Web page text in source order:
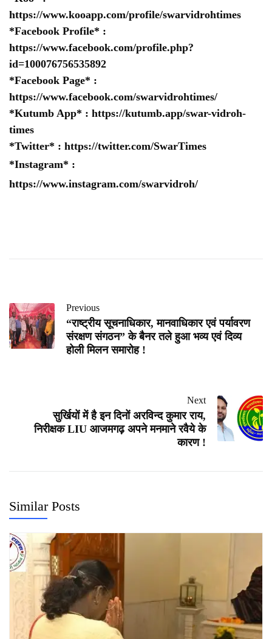
https://www.kooapp.com/profile/swarvidrohtimes
*Facebook Profile* :
https://www.facebook.com/profile.php?
id=100076756535892
*Facebook Page* :
https://www.facebook.com/swarvidrohtimes/
*Kutumb App* : https://kutumb.app/swar-vidroh-
times
*Twitter* : https://twitter.com/SwarTimes
*Instagram* :
https://www.instagram.com/swarvidroh/
Previous
“राष्ट्रीय सूचनाधिकार, मानवाधिकार एवं पर्यावरण
संरक्षण संगठन” के बैनर तले हुआ भव्य एवं दिव्य
होली मिलन समारोह !
Next
सुर्खियों में है इन दिनों अरविन्द कुमार राय,
निरीक्षक LIU आजमगढ़ अपने मनमाने रवैये के
कारण !
Similar Posts